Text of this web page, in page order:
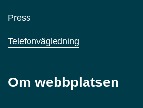
Press
Telefonvägledning
Om webbplatsen